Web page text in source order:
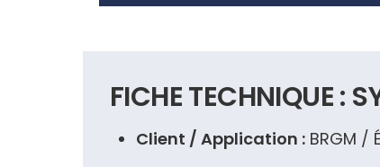
FICHE TECHNIQUE :
Client / Application :BRGM /